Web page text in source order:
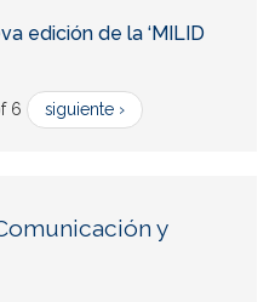
edición de la ‘MILID
6 siguiente ›
y